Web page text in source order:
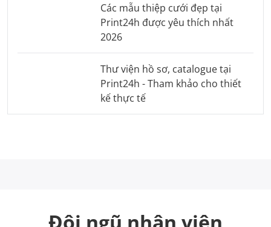
Các mẫu thiệp cưới đẹp tại
Print24h được yêu thích nhất
2026
Thư viện hồ sơ, catalogue tại
Print24h - Tham khảo cho thiết
kế thực tế